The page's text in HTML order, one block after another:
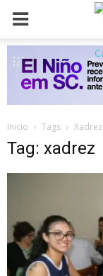
Inicio Tags Xadrez
Tag: xadrez